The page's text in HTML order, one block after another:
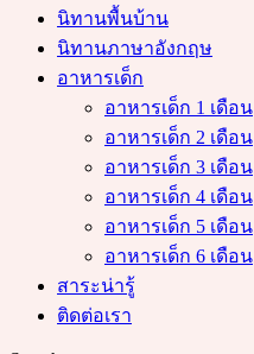
นิทานพื้นบ้าน
นิทานภาษาอังกฤษ
อาหารเด็ก
อาหารเด็ก 1 เดือน
อาหารเด็ก 2 เดือน
อาหารเด็ก 3 เดือน
อาหารเด็ก 4 เดือน
อาหารเด็ก 5 เดือน
อาหารเด็ก 6 เดือน
สาระน่ารู้
ติดต่อเรา